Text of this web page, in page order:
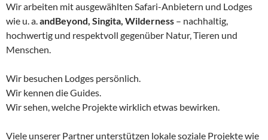
Wir arbeiten mit ausgewählten Safari-Anbietern und Lodges
wie u. a.andBeyond, Singita, Wilderness – nachhaltig,
hochwertig und respektvoll gegenüber Natur, Tieren und
Menschen.
Wir besuchen Lodges persönlich.
Wir kennen die Guides.
Wir sehen, welche Projekte wirklich etwas bewirken.
Viele unserer Partner unterstützen lokale soziale Projekte wie